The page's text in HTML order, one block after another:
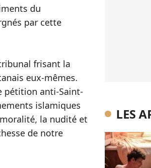
du
par cette
frisant la
eux-mêmes.
pétition anti-Saint-
islamiques
la nudité et
de notre
LES